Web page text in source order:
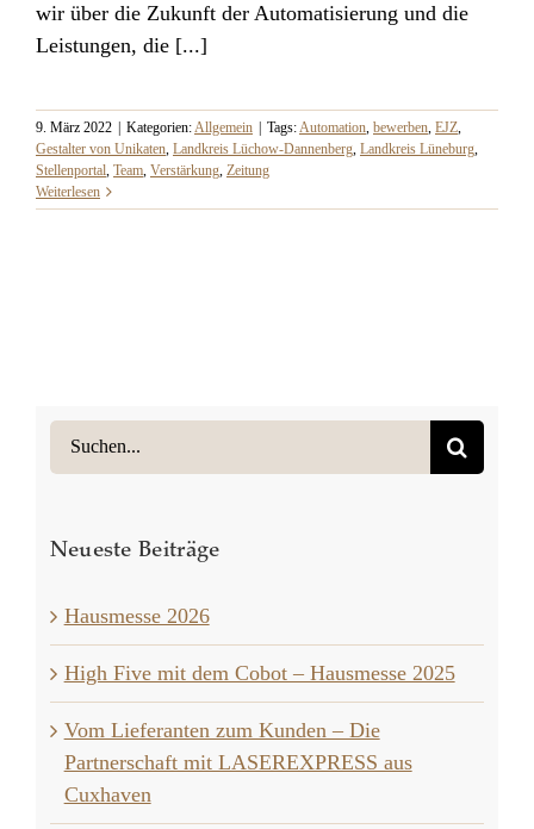
wir über die Zukunft der Automatisierung und die
Leistungen, die [...]
9. März 2022 Kategorien:Allgemein Tags:Automation, bewerben, EJZ,
Gestalter von Unikaten, Landkreis Lüchow-Dannenberg, Landkreis Lüneburg,
Stellenportal, Team, Verstärkung, Zeitung
Weiterlesen
Suche
nach:
Neueste Beiträge
Hausmesse 2026
High Five mit dem Cobot – Hausmesse 2025
Vom Lieferanten zum Kunden – Die
Partnerschaft mit LASEREXPRESS aus
Cuxhaven